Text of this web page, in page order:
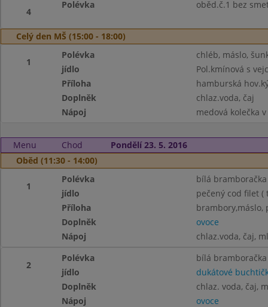
4
Polévka oběd.č.1 bez
Celý den MŠ (15:00 - 18:00)
1
Polévka
chléb, máslo,
jídlo
Pol.kmínová s
Příloha
hamburská
Doplněk
chlaz.voda, čaj
Nápoj
medová kolečka
Menu Chod
Pondělí 23. 5. 2016
Oběd (11:30 - 14:00)
1
Polévka
bílá bramboračka
jídlo
pečený cod filet (
Příloha
brambory,máslo,
Doplněk
ovoce
Nápoj
chlaz.voda, čaj,
2
Polévka
bílá bramboračka
jídlo
dukátové
Doplněk
chlaz. voda, čaj,
Nápoj
ovoce